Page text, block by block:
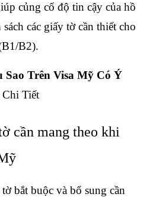
củng cố độ tin cậy của hồ
các giấy tờ cần thiết cho
B2).
Sao Trên Visa Mỹ Có Ý
Tiết
cần mang theo khi
bắt buộc và bổ sung cần